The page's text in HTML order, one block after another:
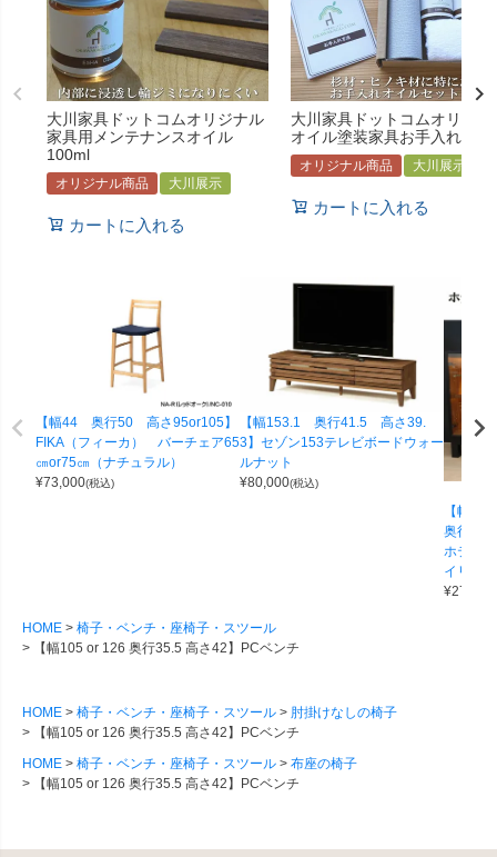
大川家具ドットコムオリジナル
家具用メンテナンスオイル
100ml
オリジナル商品 大川展示
カートに入れる
大川家具ドットコムオリジナ
オイル塗装家具お手入れセッ
オリジナル商品 大川展示
カートに入れる
【幅44 奥行50 高さ95or105】
FIKA（フィーカ） バーチェア65
㎝or75㎝（ナチュラル）
¥73,000(税込)
【幅153.1 奥行41.5 高さ39.
3】セゾン153テレビボードウォー
ルナット
¥80,000(税込)
【幅
奥行40
ホテル
イリー
¥
HOME
椅子・ベンチ・座椅子・スツール
【幅105 or 126 奥行35.5 高さ42】PCベンチ
HOME 椅子・ベンチ・座椅子・スツール
肘掛けなしの椅子
【幅105 or 126 奥行35.5 高さ42】PCベンチ
HOME
椅子・ベンチ・座椅子・スツール
布座の椅子
【幅105 or 126 奥行35.5 高さ42】PCベンチ